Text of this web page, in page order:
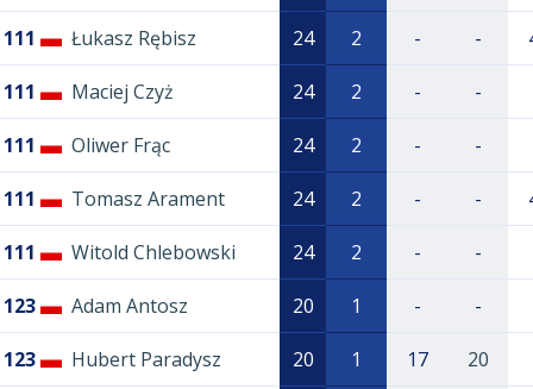
111 Łukasz Rębisz 24 2 - -
111 Maciej Czyż 24 2 - -
111 Oliwer Frąc 24 2 - -
111 Tomasz Arament 24 2 - -
111 Witold Chlebowski 24 2 - -
123 Adam Antosz 20 1 - -
123 Hubert Paradysz 20 1 17 20